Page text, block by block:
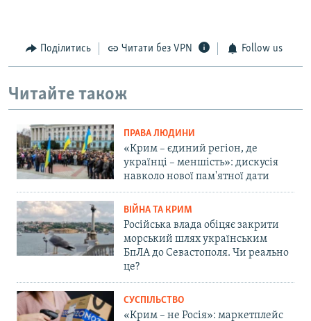
Поділитись Читати без VPN Follow us
Читайте також
ПРАВА ЛЮДИНИ
«Крим – єдиний регіон, де
українці – меншість»: дискусія
навколо нової пам'ятної дати
ВІЙНА ТА КРИМ
Російська влада обіцяє закрити
морський шлях українським
БпЛА до Севастополя. Чи реально
це?
СУСПІЛЬСТВО
«Крим – не Росія»: маркетплейс